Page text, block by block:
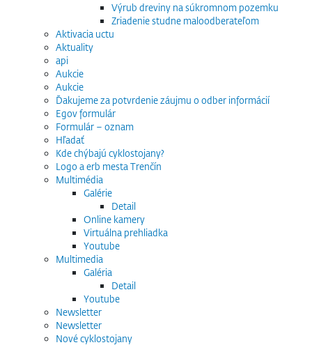
Výrub dreviny na súkromnom pozemku
Zriadenie studne maloodberateľom
Aktivacia uctu
Aktuality
api
Aukcie
Aukcie
Ďakujeme za potvrdenie záujmu o odber informácií
Egov formulár
Formulár – oznam
Hľadať
Kde chýbajú cyklostojany?
Logo a erb mesta Trenčín
Multimédia
Galérie
Detail
Online kamery
Virtuálna prehliadka
Youtube
Multimedia
Galéria
Detail
Youtube
Newsletter
Newsletter
Nové cyklostojany